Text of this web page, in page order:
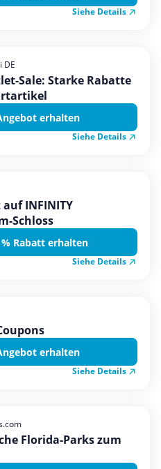
Siehe Details
DE
Sale: Starke Rabatte
erhalten
Siehe Details
INFINITY
Schloss
% Rabatt erhalten
Siehe Details
erhalten
Siehe Details
Florida-Parks zum